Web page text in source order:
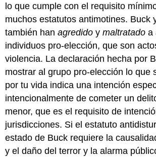
lo que cumple con el requisito
muchos estatutos antimotines. Buck
también hanagredido ymaltratado a
individuos pro-elección, que son
violencia. La declaración hecha por
mostrar al grupo pro-elección lo que
por tu vida indica una intención
intencionalmente de cometer un
menor, que es el requisito de
jurisdicciones. Si el estatuto
estado de Buck requiere la
y el daño del terror y la alarma